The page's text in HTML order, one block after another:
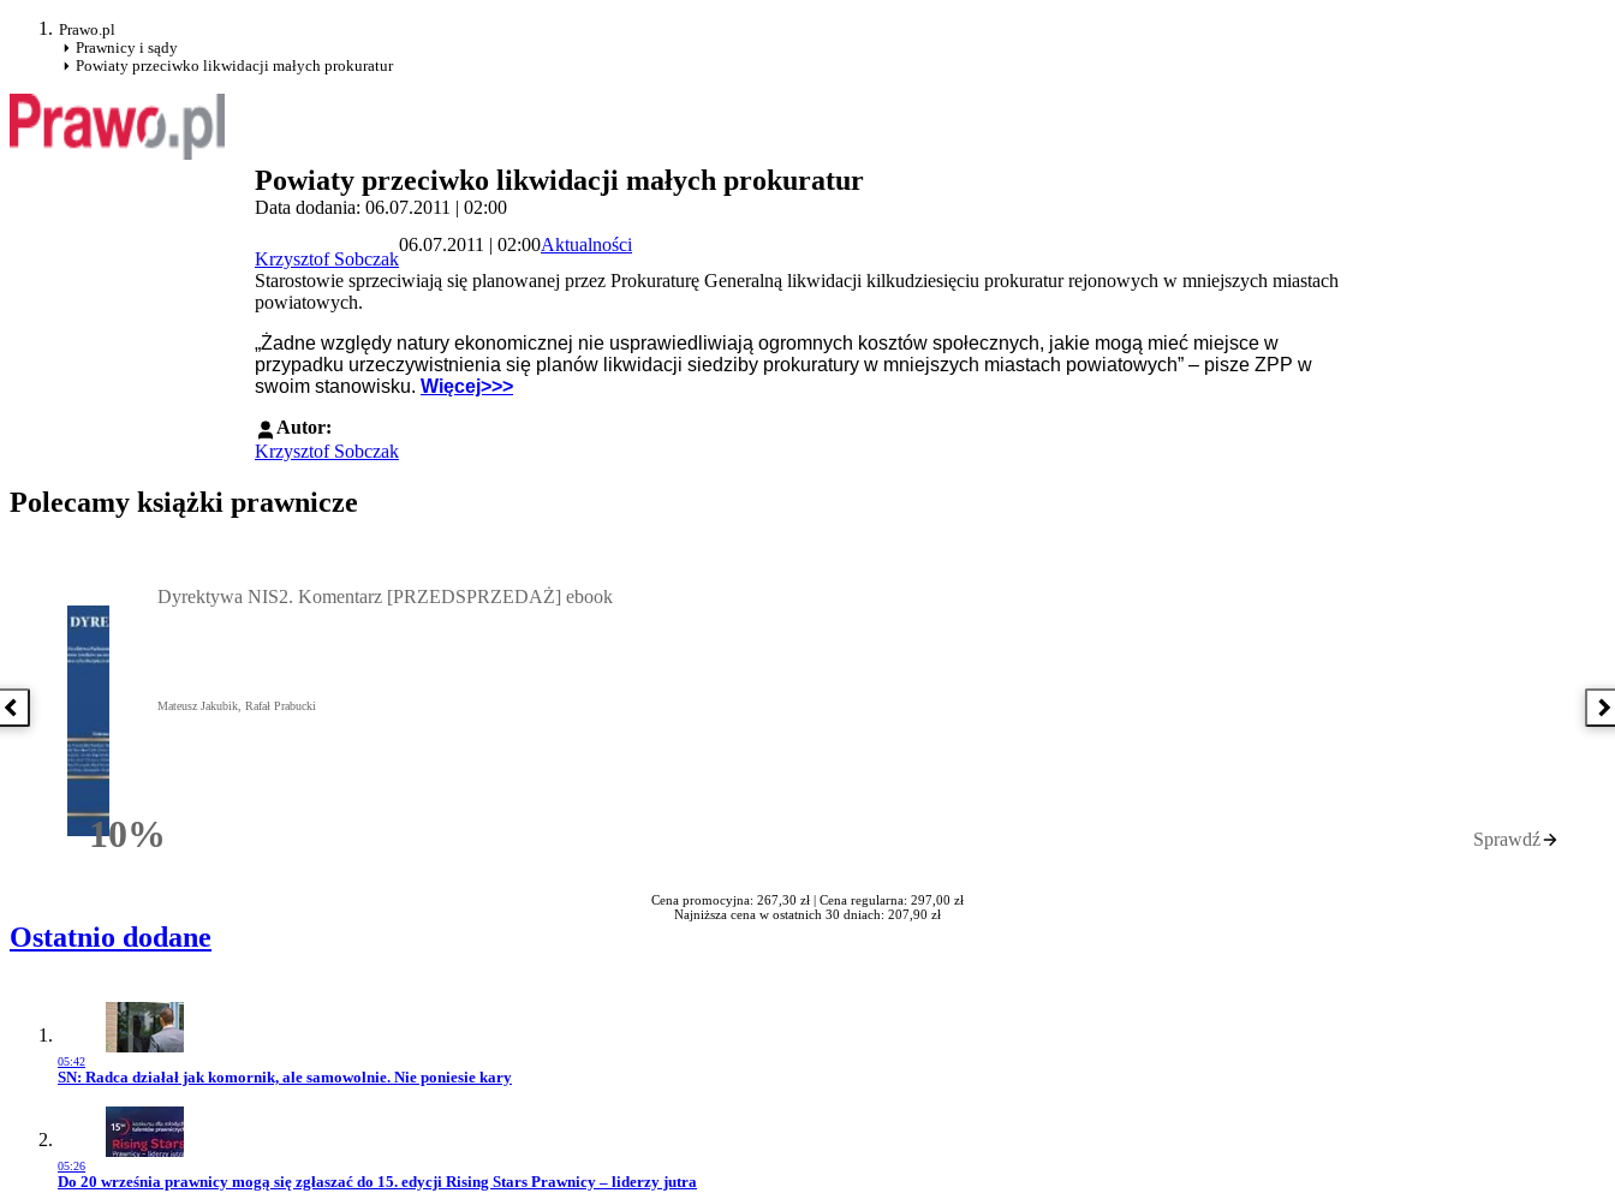
Prawo.pl
Prawnicy i sądy
Powiaty przeciwko likwidacji małych prokuratur
Powiaty przeciwko likwidacji małych prokuratur
Data dodania: 06.07.2011 | 02:00
Krzysztof Sobczak
06.07.2011 | 02:00Aktualności
Starostowie sprzeciwiają się planowanej przez Prokuraturę Generalną likwidacji kilkudziesięciu prokuratur rejonowych w mniejszych miastach
powiatowych.
„Żadne względy natury ekonomicznej nie usprawiedliwiają ogromnych kosztów społecznych, jakie mogą mieć miejsce w
przypadku urzeczywistnienia się planów likwidacji siedziby prokuratury w mniejszych miastach powiatowych” – pisze ZPP w
swoim stanowisku. Więcej>>>
Autor:
Krzysztof Sobczak
Polecamy książki prawnicze
Poprzednia książka
10%Rabatu
Dyrektywa NIS2. Komentarz [PRZEDSPRZEDAŻ] ebook
Mateusz Jakubik, Rafał Prabucki
Sprawdź
Cena promocyjna: 267,30 zł | Cena regularna: 297,00 zł
Najniższa cena w ostatnich 30 dniach: 207,90 zł
Ostatnio dodane
05:42
Przejdź do artykułu:
SN: Radca działał jak komornik, ale samowolnie. Nie poniesie kary
05:26
Przejdź do artykułu:
Do 20 września prawnicy mogą się zgłaszać do 15. edycji Rising Stars Prawnicy – liderzy jutra